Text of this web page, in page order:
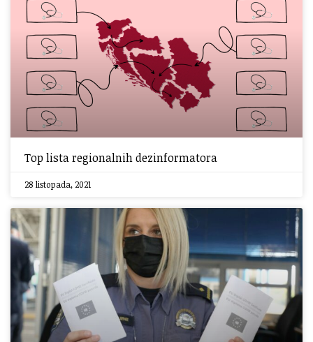
Top lista regionalnih dezinformatora
28 listopada, 2021